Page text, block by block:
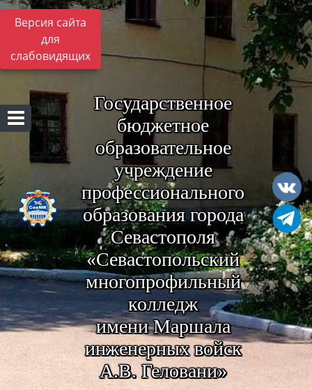
Версия сайта
для
слабовидящих
Государственное
бюджетное
образовательное
учреждение
профессионального
образования города
Севастополя
«Севастопольский
многопрофильный
колледж
имени Маршала
инженерных войск
А.В. Геловани»